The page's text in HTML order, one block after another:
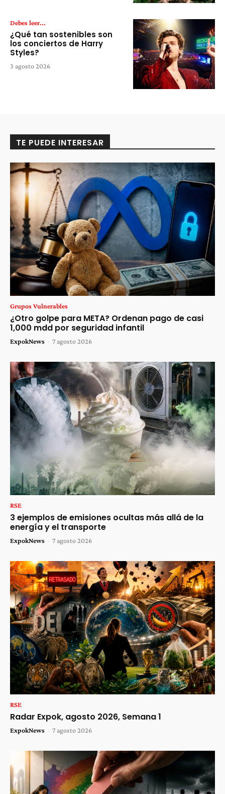
Debes leer...
¿Qué tan sostenibles son
los conciertos de Harry
Styles?
3 agosto 2026
TE PUEDE INTERESAR
Grupos Vulnerables
¿Otro golpe para META? Ordenan pago de casi
1,000 mdd por seguridad infantil
ExpokNews - 7 agosto 2026
RSE
3 ejemplos de emisiones ocultas más allá de la
energía y el transporte
ExpokNews - 7 agosto 2026
RSE
Radar Expok, agosto 2026, Semana 1
ExpokNews - 7 agosto 2026